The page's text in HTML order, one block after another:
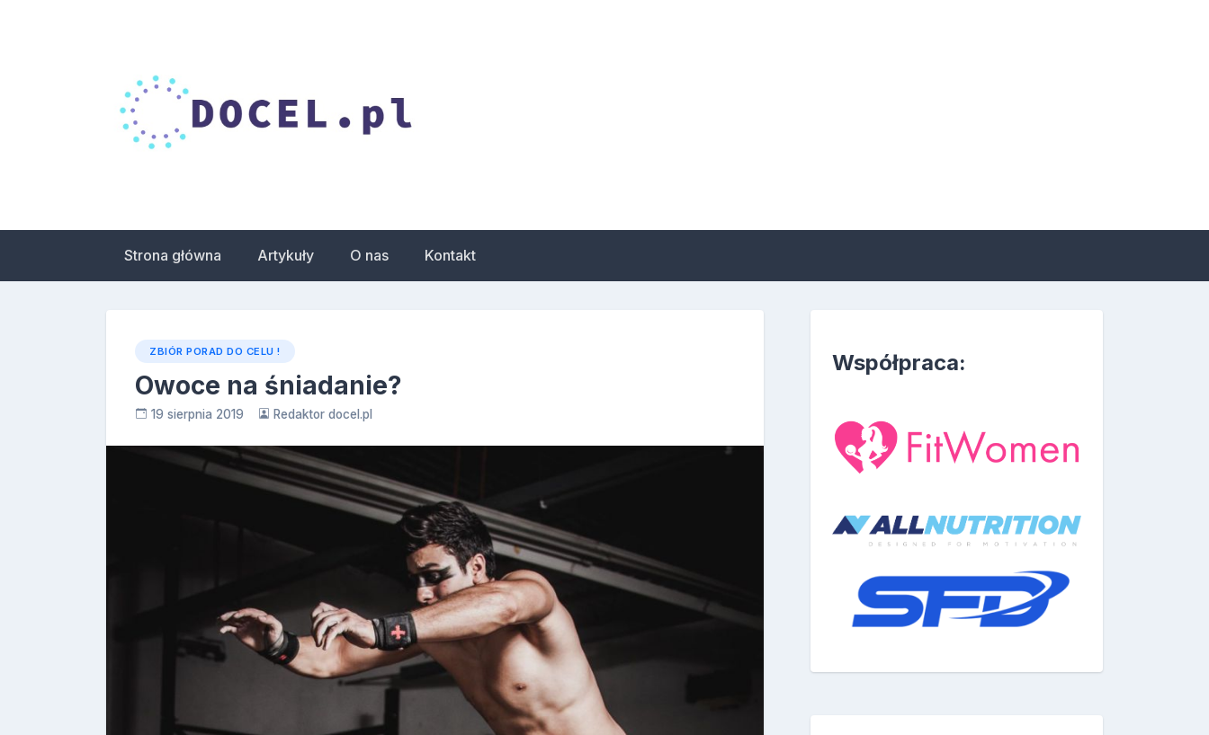
Droga do celu – zbiór porad dotyczących suplementacji i
zdrowia
Strona główna Artykuły O nas Kontakt
ZBIÓR PORAD DO CELU !
Owoce na śniadanie?
19 sierpnia 2019 Redaktor docel.pl
Współpraca: